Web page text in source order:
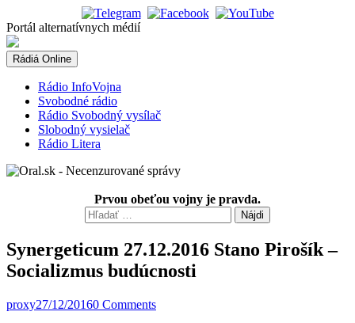
to
content
Portál alternatívnych médií
Rádiá Online
Rádio InfoVojna
Svobodné rádio
Rádio Svobodný vysílač
Slobodný vysielač
Rádio Litera
Prvou obeťou vojny je pravda.
Hľadať:
Synergeticum 27.12.2016 Stano Pirošík –
Socializmus budúcnosti
proxy27/12/20160 Comments